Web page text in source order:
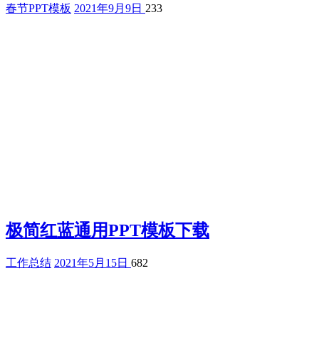
春节PPT模板 2021年9月9日 233
极简红蓝通用PPT模板下载
工作总结 2021年5月15日 682